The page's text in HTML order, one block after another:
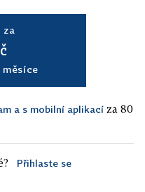
za
a s mobilní aplikací za 80
Přihlaste se